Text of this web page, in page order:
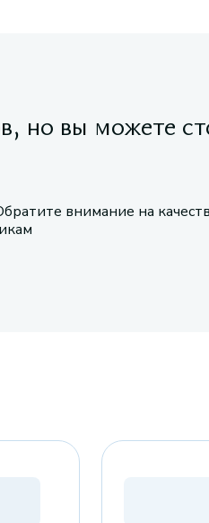
но вы можете
внимание на